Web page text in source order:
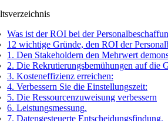
Was ist der ROI bei der
12 wichtige Gründe, den ROI der
1. Den Stakeholdern den Mehrwert
2. Die Rekrutierungsbemühungen auf die
3. Kosteneffizienz erreichen:
4. Verbessern Sie die Einstellungszeit:
5. Die Ressourcenzuweisung verbessern
6. Leistungsmessung.
7. Datengesteuerte Entscheidungsfindung.